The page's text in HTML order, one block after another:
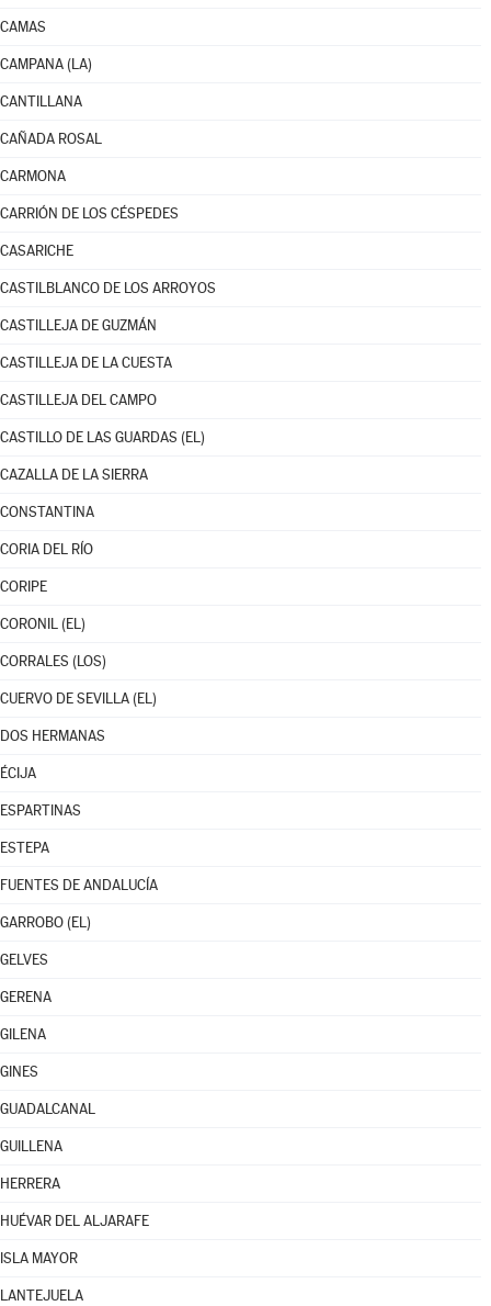
CAMAS
CAMPANA (LA)
CANTILLANA
CAÑADA ROSAL
CARMONA
CARRIÓN DE LOS CÉSPEDES
CASARICHE
CASTILBLANCO DE LOS ARROYOS
CASTILLEJA DE GUZMÁN
CASTILLEJA DE LA CUESTA
CASTILLEJA DEL CAMPO
CASTILLO DE LAS GUARDAS (EL)
CAZALLA DE LA SIERRA
CONSTANTINA
CORIA DEL RÍO
CORIPE
CORONIL (EL)
CORRALES (LOS)
CUERVO DE SEVILLA (EL)
DOS HERMANAS
ÉCIJA
ESPARTINAS
ESTEPA
FUENTES DE ANDALUCÍA
GARROBO (EL)
GELVES
GERENA
GILENA
GINES
GUADALCANAL
GUILLENA
HERRERA
HUÉVAR DEL ALJARAFE
ISLA MAYOR
LANTEJUELA